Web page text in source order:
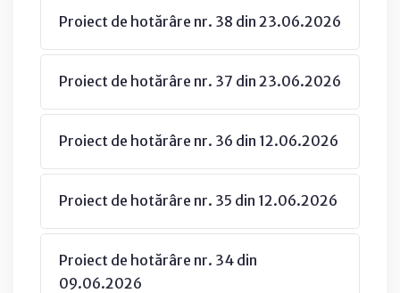
Proiect de hotărâre nr. 38 din 23.06.2026
Proiect de hotărâre nr. 37 din 23.06.2026
Proiect de hotărâre nr. 36 din 12.06.2026
Proiect de hotărâre nr. 35 din 12.06.2026
Proiect de hotărâre nr. 34 din
09.06.2026